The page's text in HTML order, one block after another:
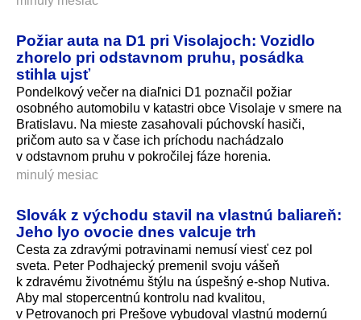
Požiar auta na D1 pri Visolajoch: Vozidlo
zhorelo pri odstavnom pruhu, posádka
stihla ujsť
Pondelkový večer na diaľnici D1 poznačil požiar
osobného automobilu v katastri obce Visolaje v smere na
Bratislavu. Na mieste zasahovali púchovskí hasiči,
pričom auto sa v čase ich príchodu nachádzalo
v odstavnom pruhu v pokročilej fáze horenia.
minulý mesiac
Slovák z východu stavil na vlastnú baliareň:
Jeho lyo ovocie dnes valcuje trh
Cesta za zdravými potravinami nemusí viesť cez pol
sveta. Peter Podhajecký premenil svoju vášeň
k zdravému životnému štýlu na úspešný e-shop Nutiva.
Aby mal stopercentnú kontrolu nad kvalitou,
v Petrovanoch pri Prešove vybudoval vlastnú modernú